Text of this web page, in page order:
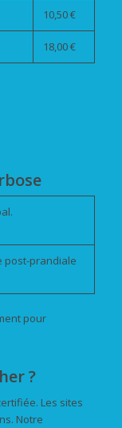
10,50 €
18,00 €
post-prandiale
pour
?
Les sites
Notre